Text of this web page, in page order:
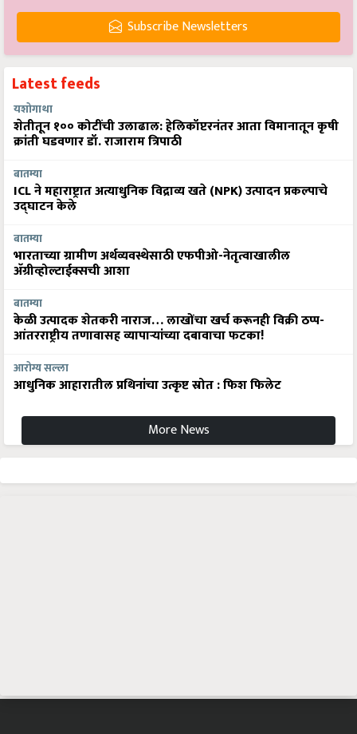
Subscribe Newsletters
Latest feeds
यशोगाथा
शेतीतून १०० कोटींची उलाढाल: हेलिकॉप्टरनंतर आता विमानातून कृषी
क्रांती घडवणार डॉ. राजाराम त्रिपाठी
बातम्या
ICL ने महाराष्ट्रात अत्याधुनिक विद्राव्य खते (NPK) उत्पादन प्रकल्पाचे
उद्घाटन केले
बातम्या
भारताच्या ग्रामीण अर्थव्यवस्थेसाठी एफपीओ-नेतृत्वाखालील
अ‍ॅग्रीव्होल्टाईक्सची आशा
बातम्या
केळी उत्पादक शेतकरी नाराज… लाखोंचा खर्च करूनही विक्री ठप्प-
आंतरराष्ट्रीय तणावासह व्यापाऱ्यांच्या दबावाचा फटका!
आरोग्य सल्ला
आधुनिक आहारातील प्रथिनांचा उत्कृष्ट स्रोत : फिश फिलेट
More News